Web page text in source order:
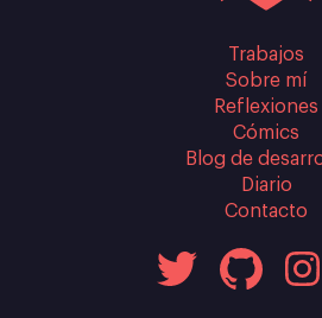
Trabajos
Sobre mí
Reflexiones
Cómics
Blog de
Diario
Contacto